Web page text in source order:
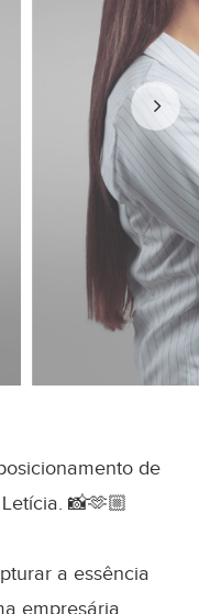
de
📸🫶🏼
a essência